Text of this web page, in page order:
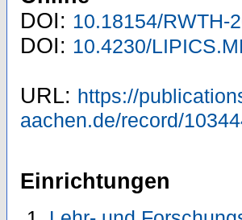
DOI: 10.18154/RWTH-
DOI: 10.4230/
URL: https://
aachen.de/record/
Einrichtungen